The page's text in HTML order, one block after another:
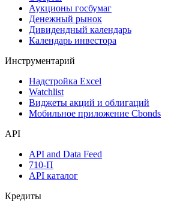
Календарь событий
Дефолты
Размещения
Оферты
Аукционы госбумаг
Денежный рынок
Календарь инвестора
Инструментарий
Надстройка Excel
Мобильное приложение Cbonds
API
API and Data Feed